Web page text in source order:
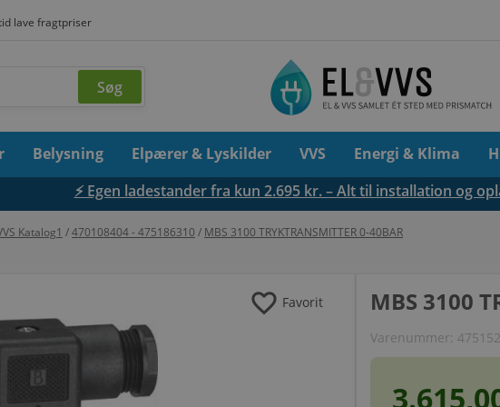
lave fragtpriser
Belysning Elpærer & Lyskilder VVS Energi & Klima
⚡ Egen ladestander fra kun 2.695 kr. – Alt til installation og
Katalog1 /470108404 - 475186310 / MBS 3100 TRYKTRANSMITTER 0-40BAR
favorite Favorit MBS 3100
Varenummer: